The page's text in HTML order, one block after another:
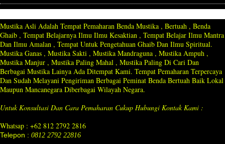
Mustika Asli Adalah Tempat Pemaharan Benda Mustika , Bertuah , Benda
Ghaib , Tempat Belajarnya Ilmu Ilmu Kesaktian , Tempat Belajar Ilmu Mantra
Dan Ilmu Amalan , Tempat Untuk Pengetahuan Ghaib Dan Ilmu Spiritual.
Mustika Ganas , Mustika Sakti , Mustika Mandraguna , Mustika Ampuh ,
Mustika Manjur , Mustika Paling Mahal , Mustika Paling Di Cari Dan
Berbagai Mustika Lainya Ada Ditempat Kami. Tempat Pemaharan Terpercaya
Dan Sudah Melayani Pengiriman Berbagai Peminat Benda Bertuah Baik Lokal
Maupun Mancanegara Diberbagai Wilayah Negara.
Untuk Konsultasi Dan Cara Pemaharan Cukup Hubungi Kontak Kami :
Whatsap : +62 812 2792 2816
Telepon : 0812 2792 22816